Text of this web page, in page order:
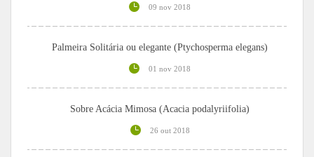
09 nov 2018
Palmeira Solitária ou elegante (Ptychosperma elegans)
01 nov 2018
Sobre Acácia Mimosa (Acacia podalyriifolia)
26 out 2018